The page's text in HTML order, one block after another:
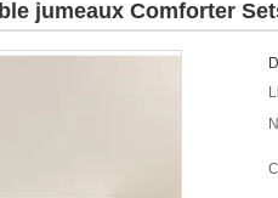
jumeaux Comforter